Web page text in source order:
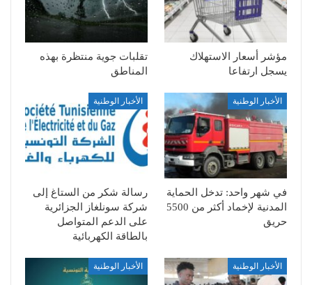
مؤشر أسعار الاستهلاك
يسجل ارتفاعا
تقلبات جوية منتظرة بهذه
المناطق
الأخبار الوطنية
في شهر واحد: تدخل الحماية
المدنية لإخماد أكثر من 5500
حريق
الأخبار الوطنية
رسالة شكر من الستاغ إلى
شركة سونلغاز الجزائرية
على الدعم المتواصل
بالطاقة الكهربائية
الأخبار الوطنية الأخبار الوطنية